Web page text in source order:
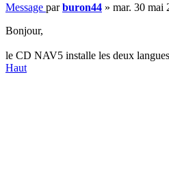
Message parburon44 » mar. 30 mai
Bonjour,
le CD NAV5 installe les deux
Haut